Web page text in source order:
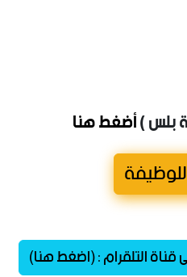
بلس )أضغط هنا
التلقرام : (اضغط هنا)